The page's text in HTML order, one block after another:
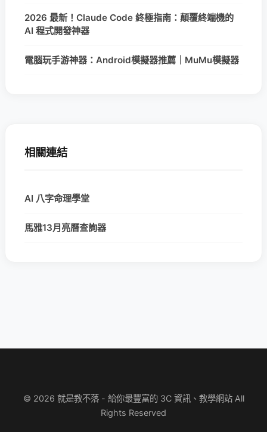
2026 最新！Claude Code 終極指南：顛覆終端機的
AI 程式開發神器
電腦玩手游神器：Android模擬器推薦｜MuMu模擬器
相關連結
AI 八字命理學堂
馬雅13月亮曆查詢器
© 2026 就是教不落 - 給你最豐富的 3C 資訊、教學網站 All
Rights Reserved